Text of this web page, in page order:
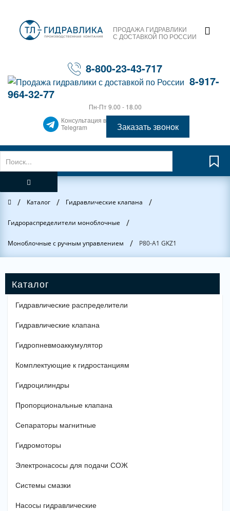
ПРОДАЖА ГИДРАВЛИКИ
С ДОСТАВКОЙ ПО РОССИИ
8-800-23-43-717
8-917-
964-32-77
Пн-Пт 9.00 - 18.00
Консультация в
Telegram
Заказать звонок
Главная
/ Каталог / Гидравлические клапана /
Гидрораспределители моноблочные /
Моноблочные с ручным управлением / Р80-А1 GKZ1
Гидравлические распределители
Гидравлические клапана
Гидропневмоаккумулятор
Комплектующие к гидростанциям
Гидроцилиндры
Пропорциональные клапана
Сепараторы магнитные
Гидромоторы
Электронасосы для подачи СОЖ
Системы смазки
Насосы гидравлические